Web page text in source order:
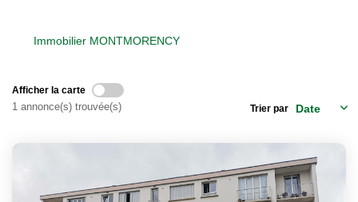
Notre Équipe
Gestion
Immobilier MONTMORENCY
Afficher la carte
1 annonce(s) trouvée(s) Trier par